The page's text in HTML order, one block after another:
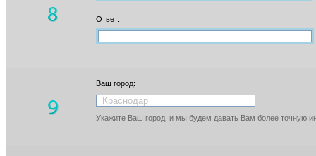
Ответ:
Ваш город:
Укажите Ваш город, и мы будем давать Вам более точную